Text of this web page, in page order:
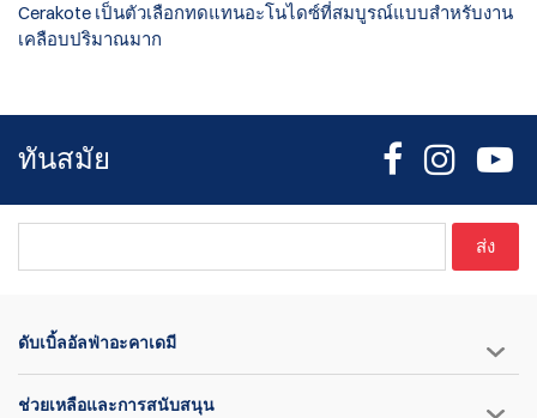
Cerakote เป็นตัวเลือกทดแทนอะโนไดซ์ที่สมบูรณ์แบบสำหรับงาน
เคลือบปริมาณมาก
ทันสมัย
ส่ง
ดับเบิ้ลอัลฟ่าอะคาเดมี
ช่วยเหลือและการสนับสนุน